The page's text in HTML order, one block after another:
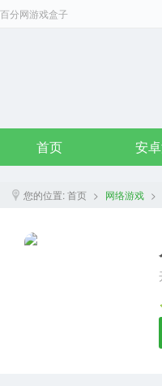
百分网游戏盒子
首页 安
您的位置:首页 > 网络游戏 >